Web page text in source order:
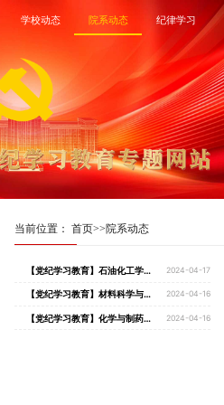
学校动态 院系动态 纪律学习
当前位置：首页>>院系动态
【党纪学习教育】石油化工学院召开党纪学习教育动员大会 2024-04-17
【党纪学习教育】材料科学与工程学院召开党纪学习教育启动部署会 2024-04-16
【党纪学习教育】化学与制药工程学院召开党纪学习教育动员部署大会 2024-04-16